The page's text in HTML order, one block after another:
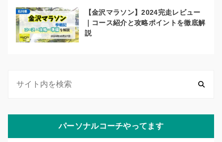
【金沢マラソン】2024完走レビュー
｜コース紹介と攻略ポイントを徹底解
説
パーソナルコーチやってます